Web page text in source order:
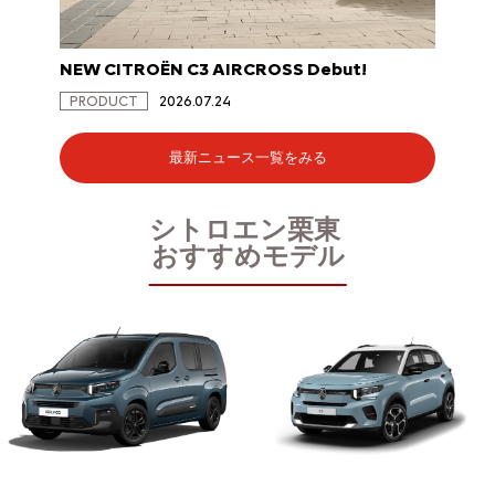
NEW CITROËN C3 AIRCROSS Debut!
PRODUCT 2026.07.24
最新ニュース一覧をみる
シトロエン栗東
おすすめモデル